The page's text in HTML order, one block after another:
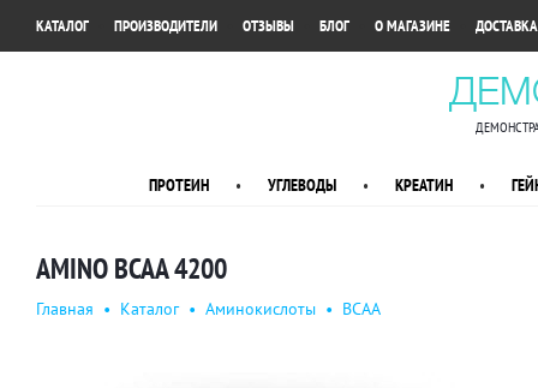
КАТАЛОГ ПРОИЗВОДИТЕЛИ ОТЗЫВЫ БЛОГ О МАГАЗИНЕ
ПРОТЕИН • УГЛЕВОДЫ • КРЕАТИН •
AMINO BCAA 4200
Главная • Каталог • Аминокислоты • BCAA